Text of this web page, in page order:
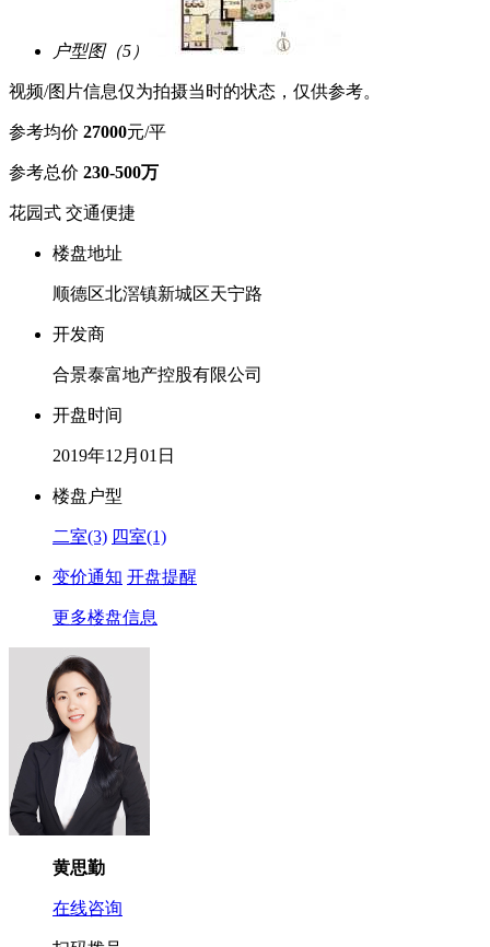
户型图（5）
视频/图片信息仅为拍摄当时的状态，仅供参考。
参考均价 27000元/平
参考总价 230-500万
花园式 交通便捷
楼盘地址
顺德区北滘镇新城区天宁路
开发商
合景泰富地产控股有限公司
开盘时间
2019年12月01日
楼盘户型
二室(3) 四室(1)
变价通知 开盘提醒
更多楼盘信息
黄思勤
在线咨询